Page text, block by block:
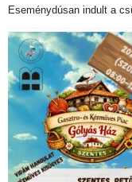
Eseménydúsan indult a